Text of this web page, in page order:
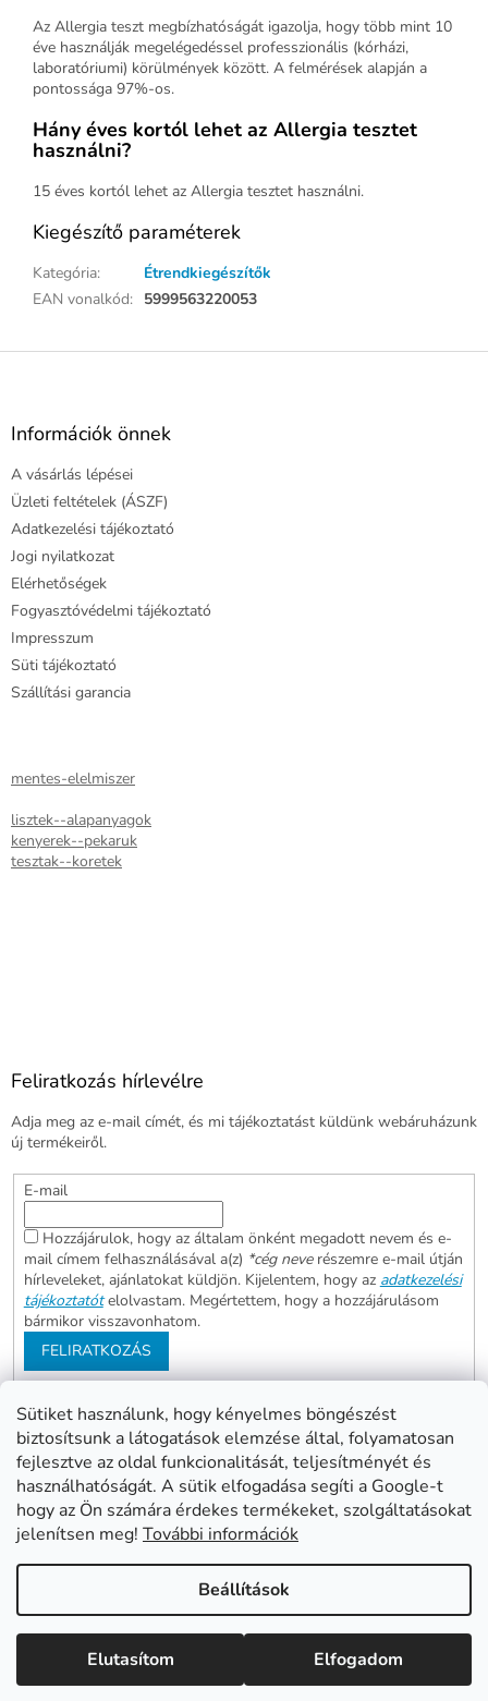
Sütiket használunk, hogy kényelmes böngészést
biztosítsunk a látogatások elemzése által, folyamatosan
fejlesztve az oldal funkcionalitását, teljesítményét és
használhatóságát. A sütik elfogadása segíti a Google-t
hogy az Ön számára érdekes termékeket, szolgáltatásokat
jelenítsen meg! További információk
Beállítások
Elutasítom Elfogadom
Az Allergia teszt megbízhatóságát igazolja, hogy több mint 10
éve használják megelégedéssel professzionális (kórházi,
laboratóriumi) körülmények között. A felmérések alapján a
pontossága 97%-os.
Hány éves kortól lehet az Allergia tesztet
használni?
15 éves kortól lehet az Allergia tesztet használni.
Kiegészítő paraméterek
Kategória:
Étrendkiegészítők
EAN vonalkód: 5999563220053
L
Információk önnek
A vásárlás lépései
Üzleti feltételek (ÁSZF)
Adatkezelési tájékoztató
Jogi nyilatkozat
Elérhetőségek
Fogyasztóvédelmi tájékoztató
Impresszum
Süti tájékoztató
Szállítási garancia
mentes-elelmiszer
lisztek--alapanyagok
kenyerek--pekaruk
tesztak--koretek
Feliratkozás hírlevélre
Adja meg az e-mail címét, és mi tájékoztatást küldünk webáruházunk
új termékeiről.
E-mail
Hozzájárulok, hogy az általam önként megadott nevem és e-
mail címem felhasználásával a(z) *cég neverészemre e-mail útján
hírleveleket, ajánlatokat küldjön. Kijelentem, hogy az adatkezelési
tájékoztatót elolvastam. Megértettem, hogy a hozzájárulásom
bármikor visszavonhatom.
FELIRATKOZÁS
Abonett
Mester Család
Civita
Copyright 2026www.mentes24.hu webshop. Minden jog
fenntartva.
Süti beállítások szerkesztése